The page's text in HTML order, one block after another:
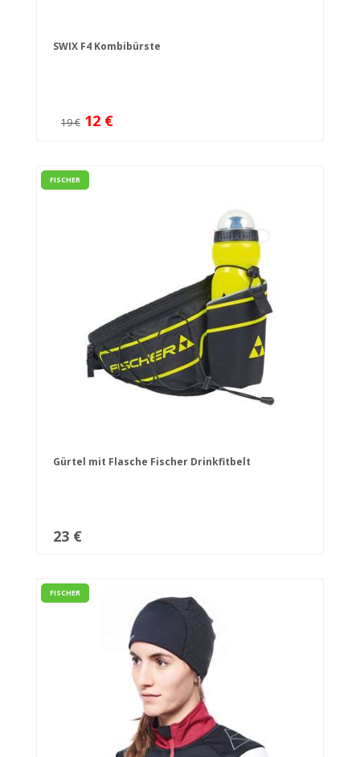
SWIX F4 Kombibürste
19 € 12 €
FISCHER
Gürtel mit Flasche Fischer Drinkfitbelt
23 €
FISCHER